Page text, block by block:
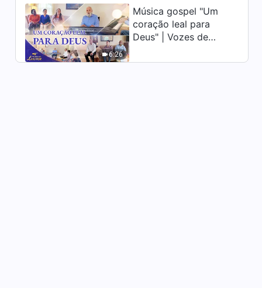
50:35
Palavra de Deus "Uma
natureza arrogante está na
raiz da resistência do homem
a Deus" (Parte um)
6:26
Música gospel "Um
coração leal para
Deus" | Vozes de